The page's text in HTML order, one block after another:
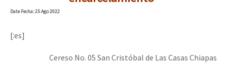
DateFecha: 25 Ago 2022
[:es]
Cereso No. 05 San Cristóbal de Las Casas Chiapas